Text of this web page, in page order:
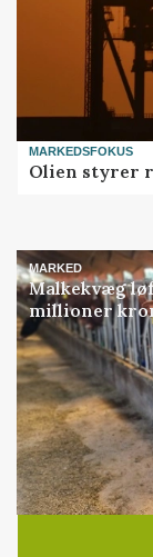
MARKEDSFOKUS
Olien styrer
MARKED
Malkekvæg
millioner